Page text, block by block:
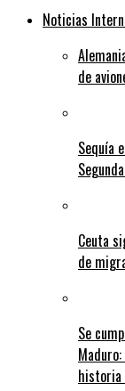
Noticias
de
Sequía
Ceuta
de
Se
historia